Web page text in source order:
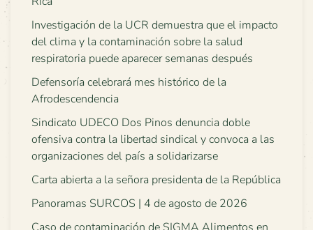
Investigación de la UCR demuestra que el impacto
del clima y la contaminación sobre la salud
respiratoria puede aparecer semanas después
Defensoría celebrará mes histórico de la
Afrodescendencia
Sindicato UDECO Dos Pinos denuncia doble
ofensiva contra la libertad sindical y convoca a las
organizaciones del país a solidarizarse
Carta abierta a la señora presidenta de la República
Panoramas SURCOS | 4 de agosto de 2026